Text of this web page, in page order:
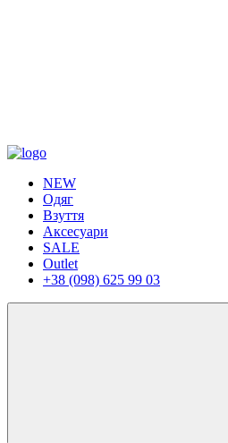
NEW
Одяг
Взуття
Аксесуари
SALE
Outlet
+38 (098) 625 99 03